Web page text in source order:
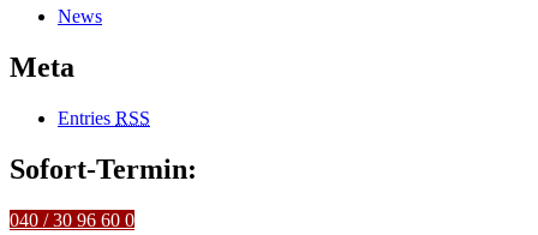
News
Meta
Entries RSS
Sofort-Termin:
040 / 30 96 60 0